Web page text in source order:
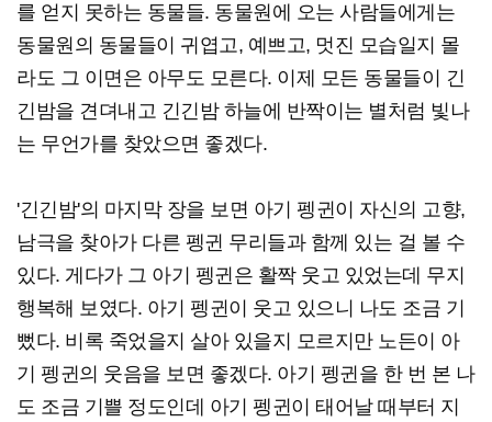
를 얻지 못하는 동물들. 동물원에 오는 사람들에게는
동물원의 동물들이 귀엽고, 예쁘고, 멋진 모습일지 몰
라도 그 이면은 아무도 모른다. 이제 모든 동물들이 긴
긴밤을 견뎌내고 긴긴밤 하늘에 반짝이는 별처럼 빛나
는 무언가를 찾았으면 좋겠다.
'긴긴밤'의 마지막 장을 보면 아기 펭귄이 자신의 고향,
남극을 찾아가 다른 펭귄 무리들과 함께 있는 걸 볼 수
있다. 게다가 그 아기 펭귄은 활짝 웃고 있었는데 무지
행복해 보였다. 아기 펭귄이 웃고 있으니 나도 조금 기
뻤다. 비록 죽었을지 살아 있을지 모르지만 노든이 아
기 펭귄의 웃음을 보면 좋겠다. 아기 펭귄을 한 번 본 나
도 조금 기쁠 정도인데 아기 펭귄이 태어날 때부터 지